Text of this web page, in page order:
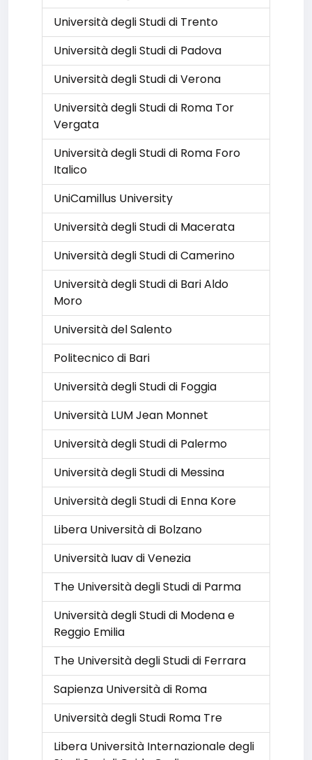
Università degli Studi di Trento
Università degli Studi di Padova
Università degli Studi di Verona
Università degli Studi di Roma Tor
Vergata
Università degli Studi di Roma Foro
Italico
UniCamillus University
Università degli Studi di Macerata
Università degli Studi di Camerino
Università degli Studi di Bari Aldo
Moro
Università del Salento
Politecnico di Bari
Università degli Studi di Foggia
Università LUM Jean Monnet
Università degli Studi di Palermo
Università degli Studi di Messina
Università degli Studi di Enna Kore
Libera Università di Bolzano
Università Iuav di Venezia
The Università degli Studi di Parma
Università degli Studi di Modena e
Reggio Emilia
The Università degli Studi di Ferrara
Sapienza Università di Roma
Università degli Studi Roma Tre
Libera Università Internazionale degli